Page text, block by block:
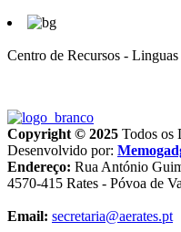
Centro de Recursos -
Copyright © 2025 Todos os
Desenvolvido por:
Endereço: Rua António
4570-415 Rates - Póvoa de
Email: secretaria@aerates.pt